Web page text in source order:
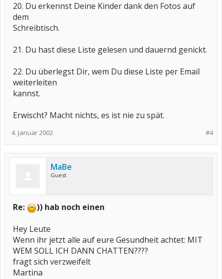
20. Du erkennst Deine Kinder dank den Fotos auf
dem
Schreibtisch.
21. Du hast diese Liste gelesen und dauernd genickt.
22. Du überlegst Dir, wem Du diese Liste per Email
weiterleiten
kannst.
Erwischt? Macht nichts, es ist nie zu spät.
#4
4. Januar 2002
MaBe
Guest
Re:
)) hab noch einen
Hey Leute
Wenn ihr jetzt alle auf eure Gesundheit achtet: MIT
WEM SOLL ICH DANN CHATTEN????
fragt sich verzweifelt
Martina